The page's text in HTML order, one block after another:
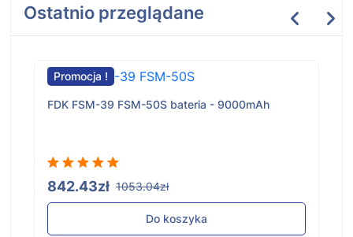
Ostatnio przeglądane
Promocja !
FDK FSM-39 FSM-50S bateria - 9000mAh
842.43zł 1053.04zł
Do koszyka